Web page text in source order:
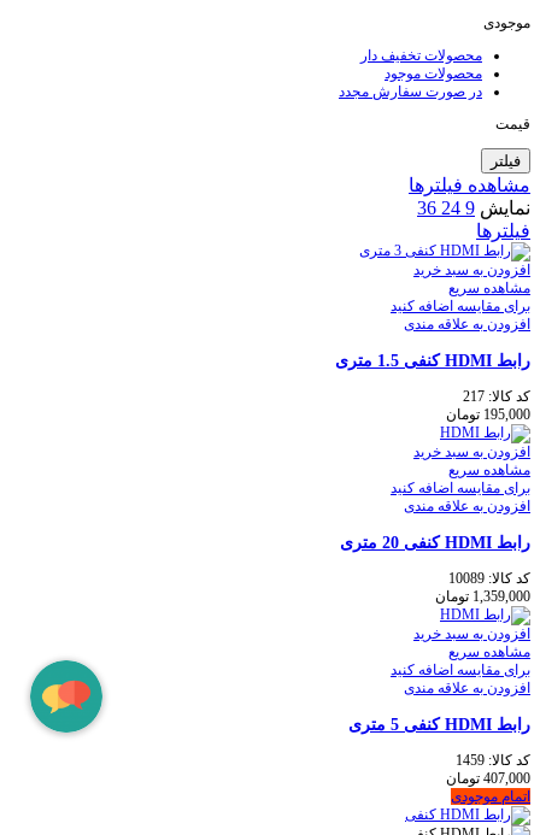
موجودی
محصولات تخفیف دار
محصولات موجود
در صورت سفارش مجدد
قیمت
فیلتر
مشاهده فیلترها
نمایش 9
24
36
فیلترها
افزودن به سبد خرید
مشاهده سریع
برای مقایسه اضافه کنید
افزودن به علاقه مندی
رابط HDMI کنفی 1.5 متری
کد کالا: 217
195,000 تومان
افزودن به سبد خرید
مشاهده سریع
برای مقایسه اضافه کنید
افزودن به علاقه مندی
رابط HDMI کنفی 20 متری
کد کالا: 10089
1,359,000 تومان
افزودن به سبد خرید
مشاهده سریع
برای مقایسه اضافه کنید
افزودن به علاقه مندی
رابط HDMI کنفی 5 متری
کد کالا: 1459
407,000 تومان
اتمام موجودی